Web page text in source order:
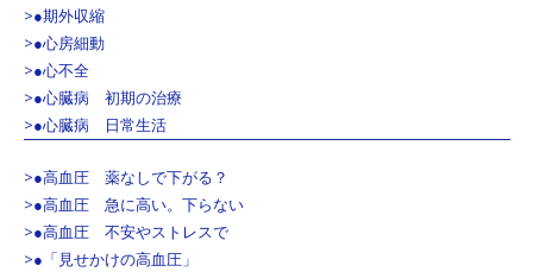
>●期外収縮
>●心房細動
>●心不全
>●心臓病 初期の治療
>●心臓病 日常生活
>●高血圧 薬なしで下がる？
>●高血圧 急に高い。下らない
>●高血圧 不安やストレスで
>●「見せかけの高血圧」